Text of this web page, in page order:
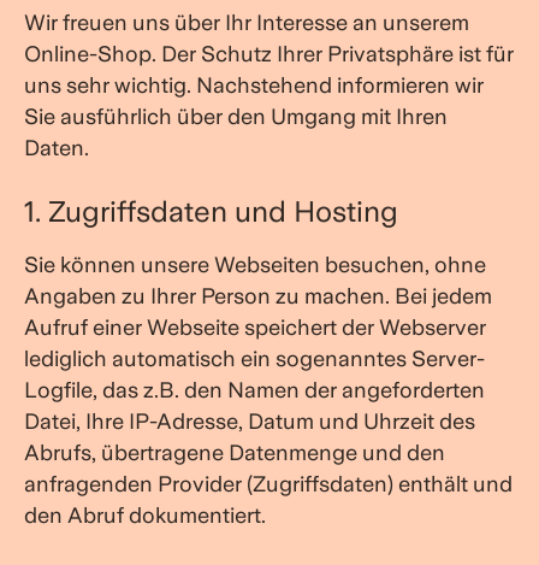
Wir freuen uns über Ihr Interesse an unserem
Online-Shop. Der Schutz Ihrer Privatsphäre ist für
uns sehr wichtig. Nachstehend informieren wir
Sie ausführlich über den Umgang mit Ihren
Daten.
1. Zugriffsdaten und Hosting
Sie können unsere Webseiten besuchen, ohne
Angaben zu Ihrer Person zu machen. Bei jedem
Aufruf einer Webseite speichert der Webserver
lediglich automatisch ein sogenanntes Server-
Logfile, das z.B. den Namen der angeforderten
Datei, Ihre IP-Adresse, Datum und Uhrzeit des
Abrufs, übertragene Datenmenge und den
anfragenden Provider (Zugriffsdaten) enthält und
den Abruf dokumentiert.